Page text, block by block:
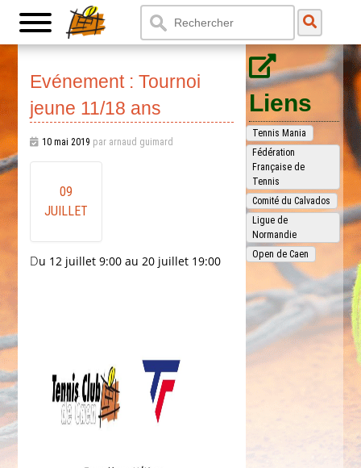
Evénement : Tournoi
jeune 11/18 ans
10 mai 2019 par arnaud guimard
09
JUILLET
Du 12 juillet 9:00 au 20 juillet 19:00
Liens
Tennis Mania
Fédération
Française de
Tennis
Comité du Calvados
Ligue de
Normandie
Open de Caen